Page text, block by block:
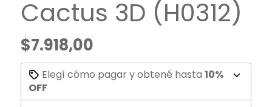
Cactus 3D (H0312)
$7.918,00
Elegí cómo pagar y obtené hasta 10%
OFF